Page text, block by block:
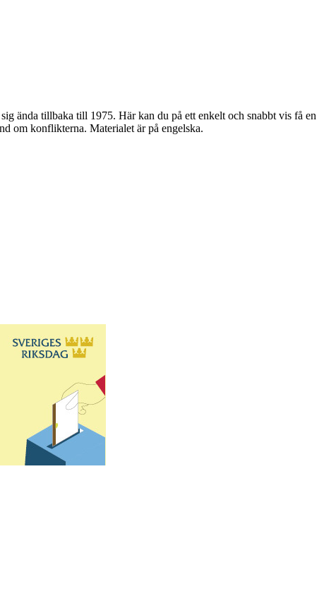
ända tillbaka till 1975. Här kan du på ett enkelt och snabbt vis få en
om konflikterna. Materialet är på engelska.